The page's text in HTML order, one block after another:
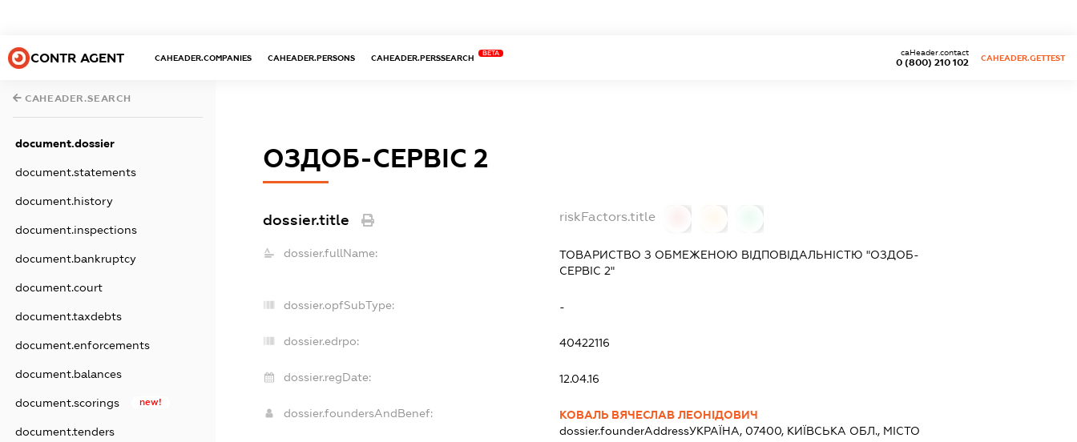
CONTR AGENT CAHEADER.COMPANIES CAHEADER.PERSONS CAHEADER.PERSSEARCH
BETA
0 (800) 210 102
caHeader.contact
CAHEADER.GETTEST
CAHEADER.SEARCH
document.dossier
document.statements
document.history
document.inspections
document.bankruptcy
document.court
document.taxdebts
document.enforcements
document.balances
document.scorings new!
document.tenders
ОЗДОБ-СЕРВІС 2
dossier.title riskFactors.title
dossier.fullName:
ТОВАРИСТВО З ОБМЕЖЕНОЮ ВІДПОВІДАЛЬНІСТЮ "ОЗДОБ-
СЕРВІС 2"
dossier.opfSubType: -
dossier.edrpo: 40422116
dossier.regDate: 12.04.16
dossier.foundersAndBenef:
КОВАЛЬ ВЯЧЕСЛАВ ЛЕОНІДОВИЧ
dossier.founderAddressУКРАЇНА, 07400, КИЇВСЬКА ОБЛ., МІСТО